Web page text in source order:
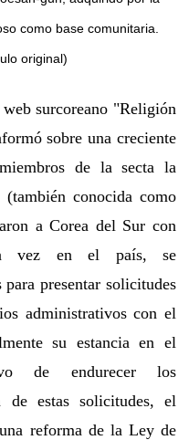
como base comunitaria.
original)
surcoreano "Religión
sobre una creciente
de la secta la
conocida como
a Corea del Sur con
vez en el país, se
presentar solicitudes
administrativos con el
su estancia en el
de endurecer los
de estas solicitudes, el
reforma de la Ley de